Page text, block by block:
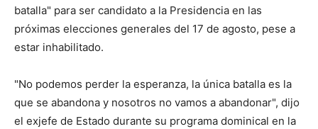
batalla" para ser candidato a la Presidencia en las
próximas elecciones generales del 17 de agosto, pese a
estar inhabilitado.
"No podemos perder la esperanza, la única batalla es la
que se abandona y nosotros no vamos a abandonar", dijo
el exjefe de Estado durante su programa dominical en la